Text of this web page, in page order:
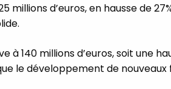
millions d’euros, en hausse de
à 140 millions d’euros, soit une
le développement de nouveaux